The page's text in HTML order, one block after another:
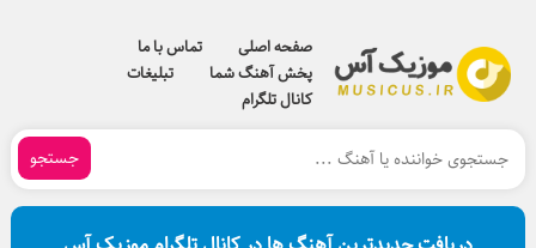
صفحه اصلی
تماس با ما
پخش آهنگ شما
تبلیغات
کانال تلگرام
جستجو